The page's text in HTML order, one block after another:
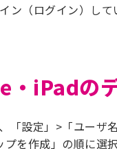
ン（ログイン）し
・iPadの
「設定」>「ユー
を作成」の順に選